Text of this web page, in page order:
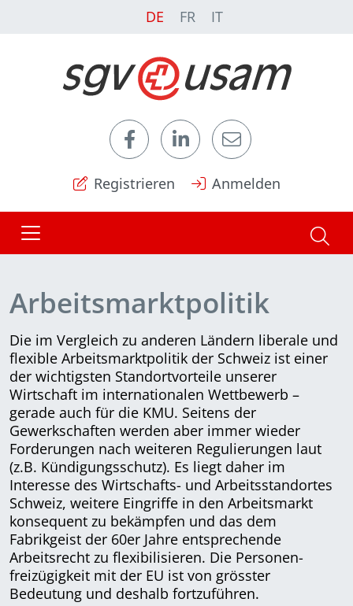
DE FR IT
Registrieren Anmelden
Arbeitsmarktpolitik
Die im Vergleich zu anderen Ländern liberale und
flexible Arbeits­markt­politik der Schweiz ist einer
der wichtigsten Standortvorteile unserer
Wirtschaft im internationalen Wettbewerb –
gerade auch für die KMU. Seitens der
Gewerkschaften werden aber immer wieder
Forderungen nach weiteren Regulierungen laut
(z.B. Kündigungs­schutz). Es liegt daher im
Interesse des Wirtschafts- und Arbeits­stand­ortes
Schweiz, weitere Eingriffe in den Arbeitsmarkt
konsequent zu bekämpfen und das dem
Fabrikgeist der 60er Jahre entsprechende
Arbeitsrecht zu flexibilisieren. Die Personen­
freizügigkeit mit der EU ist von grösster
Bedeutung und deshalb fortzuführen.